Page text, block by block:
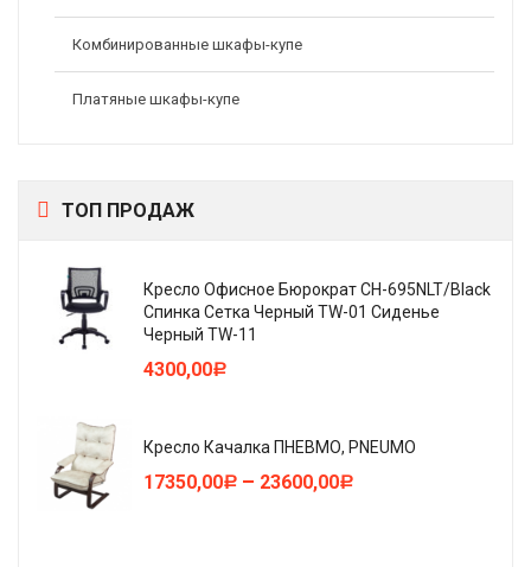
Комбинированные шкафы-купе
Платяные шкафы-купе
ТОП ПРОДАЖ
Кресло Офисное Бюрократ CH-695NLT/Black
Спинка Сетка Черный TW-01 Сиденье
Черный TW-11
4300,00Р
Кресло Качалка ПНЕВМО, PNEUMO
17350,00Р – 23600,00Р